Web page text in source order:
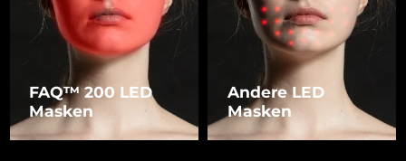
FAQ™ 200 LED
Masken
Andere LED
Masken